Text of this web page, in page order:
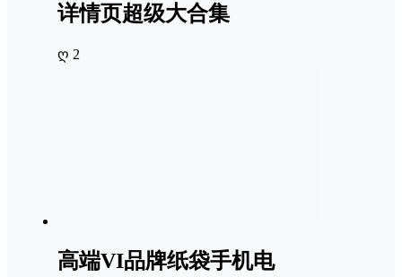
详情页超级大合集
ღ 2
高端VI品牌纸袋手机电